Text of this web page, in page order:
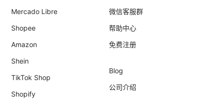
Mercado Libre
Shopee
Amazon
Shein
TikTok Shop
Shopify
微信客服群
帮助中心
免费注册
Blog
公司介绍